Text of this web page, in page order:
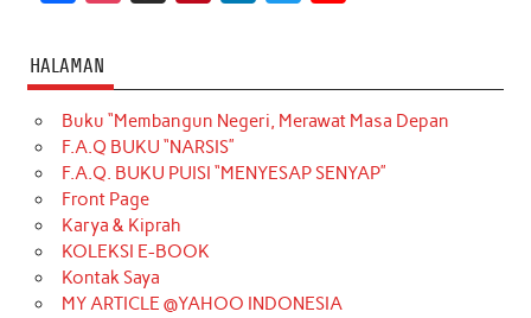
c
e
b
o
o
k
t
a
g
r
a
m
T
o
k
t
e
r
k
e
d
t
t
e
T
u
b
HALAMAN
Buku “Membangun Negeri, Merawat Masa Depan
F.A.Q BUKU “NARSIS”
F.A.Q. BUKU PUISI “MENYESAP SENYAP”
Front Page
Karya & Kiprah
KOLEKSI E-BOOK
Kontak Saya
MY ARTICLE @YAHOO INDONESIA